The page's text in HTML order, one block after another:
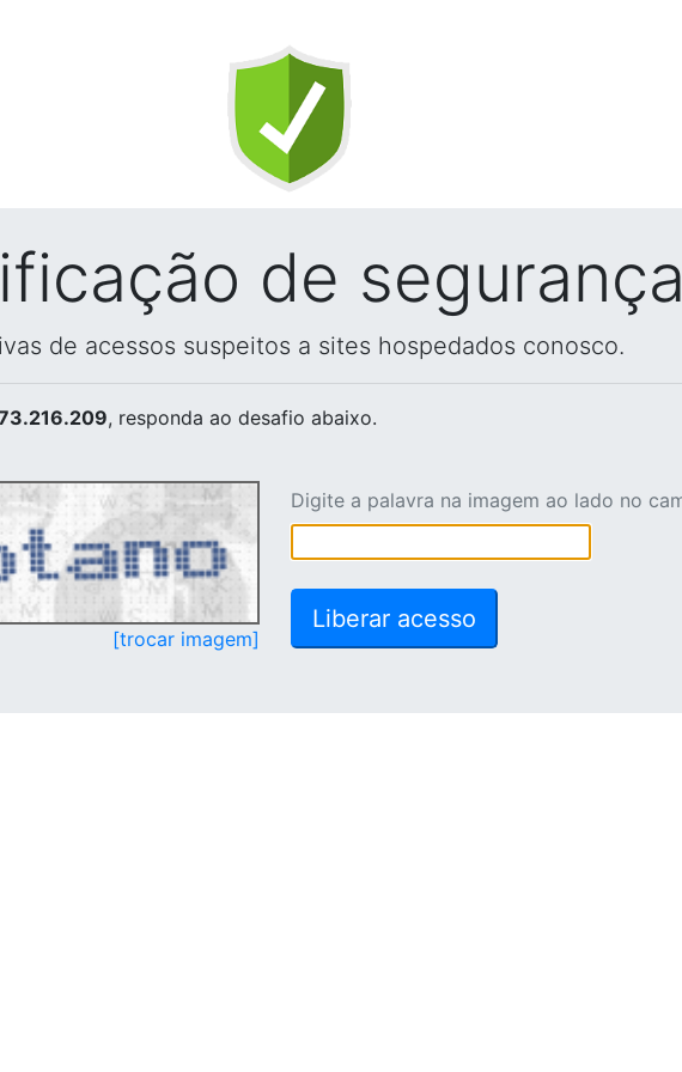
de segurança
de acessos suspeitos a sites hospedados conosco.
, responda ao desafio abaixo.
[trocar imagem]
Digite a palavra na imagem ao lado no